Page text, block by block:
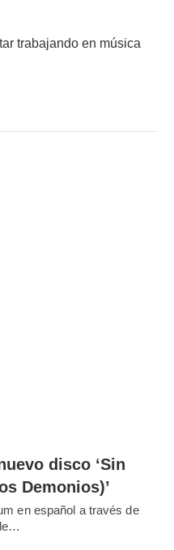
trabajando en música
disco ‘Sin
Demonios)’
en español a través de